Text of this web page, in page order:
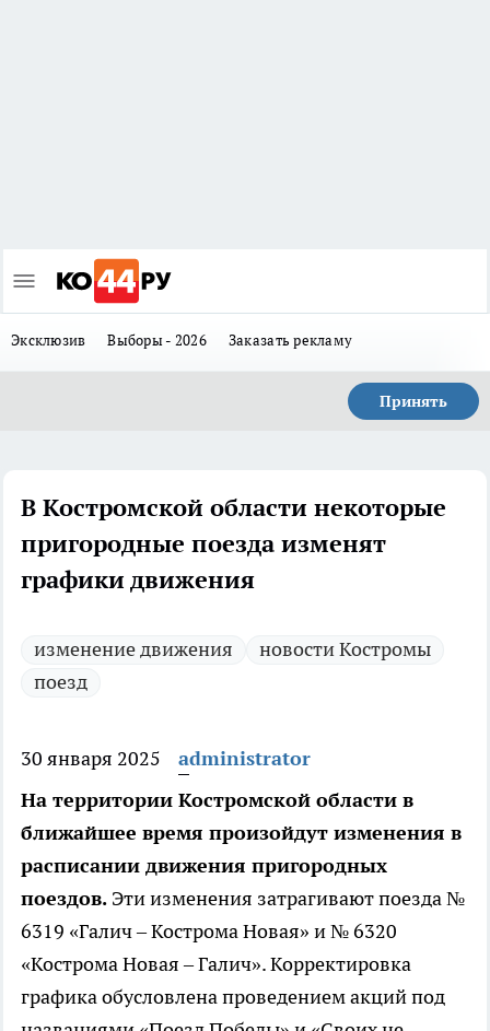
Эксклюзив Выборы - 2026 Заказать рекламу
Принять
В Костромской области некоторые
пригородные поезда изменят
графики движения
изменение движения
новости Костромы
поезд
30 января 2025
administrator
На территории Костромской области в
ближайшее время произойдут изменения в
расписании движения пригородных
поездов. Эти изменения затрагивают поезда №
6319 «Галич – Кострома Новая» и № 6320
«Кострома Новая – Галич». Корректировка
графика обусловлена проведением акций под